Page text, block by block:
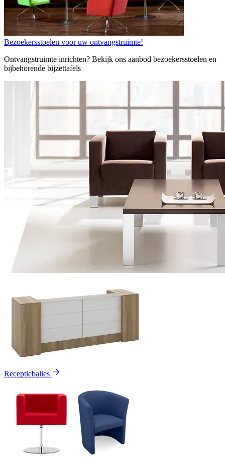
Bezoekersstoelen voor uw ontvangstruimte!
Ontvangstruimte inrichten? Bekijk ons aanbod bezoekersstoelen en
bijbehorende bijzettafels
Receptiebalies